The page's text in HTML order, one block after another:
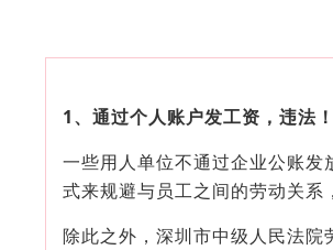
1、通过个人账户发工资，违法！
一些用人单位不通过企业公账
式来规避与员工之间的劳动关系
除此之外，深圳市中级人民法院